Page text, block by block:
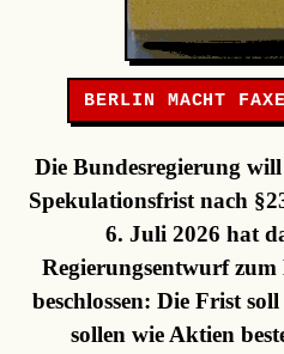
BERLIN MACHT
Die Bundesregierung
Spekulationsfrist nach
6. Juli 2026 hat
Regierungsentwurf zum
beschlossen: Die Frist
sollen wie Aktien